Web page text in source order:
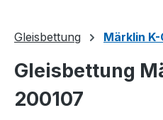
Gleisbettung Märklin K-
Gleisbettung
200107